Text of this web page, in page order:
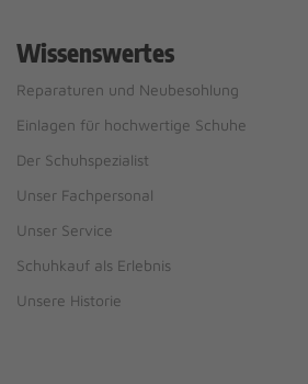
Wissenswertes
Reparaturen und Neubesohlung
Einlagen für hochwertige Schuhe
Der Schuhspezialist
Unser Fachpersonal
Unser Service
Schuhkauf als Erlebnis
Unsere Historie